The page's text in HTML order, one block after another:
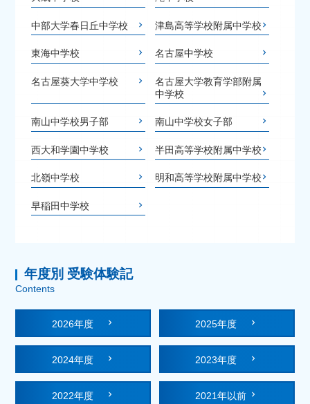
中部大学春日丘中学校 津島高等学校附属中学校
東海中学校 名古屋中学校
名古屋葵大学中学校
名古屋大学教育学部附属
中学校
南山中学校男子部 南山中学校女子部
西大和学園中学校 半田高等学校附属中学校
北嶺中学校 明和高等学校附属中学校
早稲田中学校
年度別 受験体験記
Contents
2026年度 2025年度
2024年度 2023年度
2022年度 2021年以前